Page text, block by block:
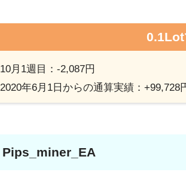
0.1Lot
10月1週目：-2,087円
2020年6月1日からの通算実績：+99,728
Pips_miner_EA